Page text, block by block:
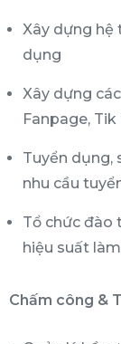
Xây dựng hệ
dụng
Xây dựng
Fanpage, Tik
Tuyển dụng,
nhu cầu
Tổ chức đào
hiệu suất
Chấm công &